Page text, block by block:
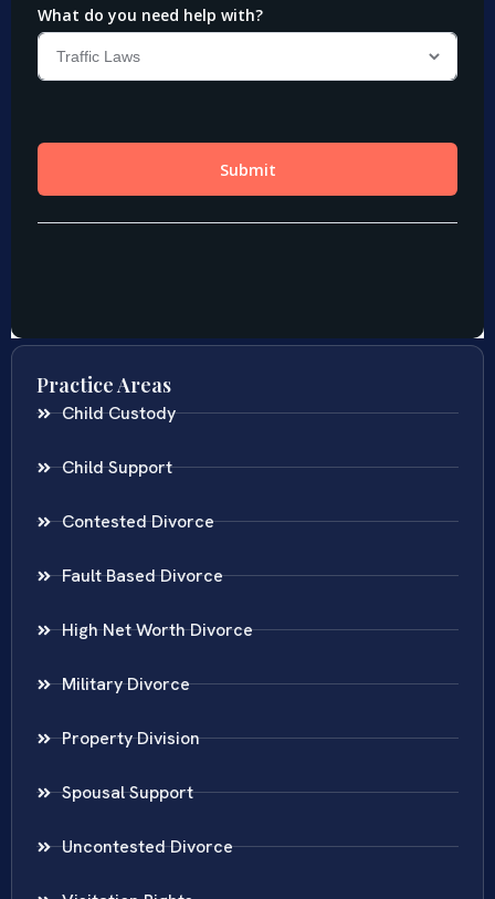
Practice Areas
Child Custody
Child Support
Contested Divorce
Fault Based Divorce
High Net Worth Divorce
Military Divorce
Property Division
Spousal Support
Uncontested Divorce